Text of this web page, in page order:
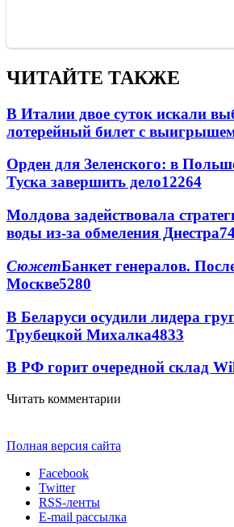
ЧИТАЙТЕ ТАКЖЕ
В Италии двое суток искали
лотерейный билет с
Орден для Зеленского: в
Туска завершить дело12264
Молдова задействовала
воды из-за обмеления Днестра
СюжетБанкет генералов.
Москве5280
В Беларуси осудили лидера
Трубецкой Михалка4833
В РФ горит очередной склад
Читать комментарии
Полная версия сайта
Facebook
Twitter
RSS-ленты
E-mail рассылка